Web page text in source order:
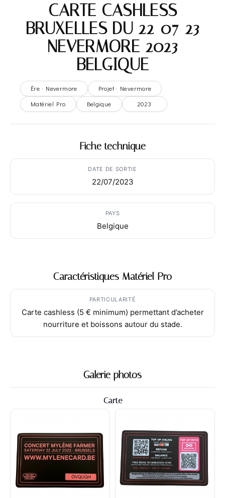
CARTE CASHLESS
BRUXELLES DU 22-07-23
– NEVERMORE 2023 –
BELGIQUE
Ère · Nevermore
Projet · Nevermore
Matériel Pro
Belgique 2023
Fiche technique
DATE DE SORTIE
22/07/2023
PAYS
Belgique
Caractéristiques Matériel Pro
PARTICULARITÉ
Carte cashless (5 € minimum) permettant d’acheter
nourriture et boissons autour du stade.
Galerie photos
Carte